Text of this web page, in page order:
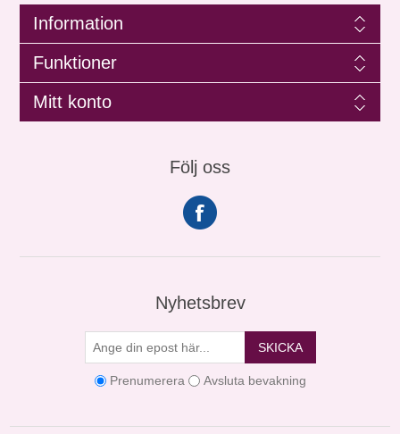
Information
Funktioner
Mitt konto
Följ oss
Nyhetsbrev
SKICKA
Prenumerera Avsluta bevakning